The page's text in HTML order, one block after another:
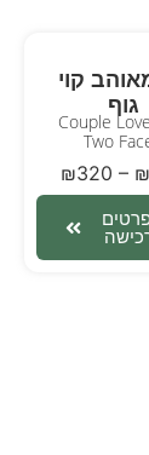
קוי
גוף
Couple
Two
₪320 – ₪